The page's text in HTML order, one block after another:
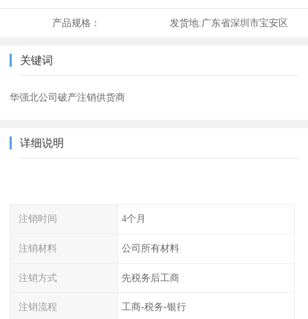
产品规格： 发货地:广东省深圳市宝安区
关键词
华强北公司破产注销供货商
详细说明
注销时间 4个月
注销材料 公司所有材料
注销方式 先税务后工商
注销流程 工商-税务-银行